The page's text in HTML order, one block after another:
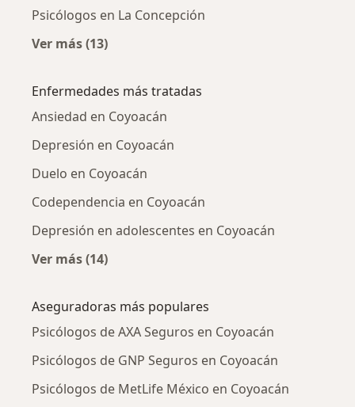
Psicólogos en La Concepción
Ver más (13)
Enfermedades más tratadas
Ansiedad en Coyoacán
Depresión en Coyoacán
Duelo en Coyoacán
Codependencia en Coyoacán
Depresión en adolescentes en Coyoacán
Ver más (14)
Aseguradoras más populares
Psicólogos de AXA Seguros en Coyoacán
Psicólogos de GNP Seguros en Coyoacán
Psicólogos de MetLife México en Coyoacán